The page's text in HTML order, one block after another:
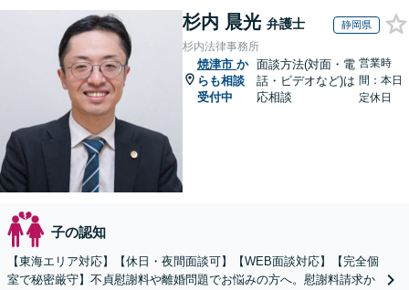
杉内 晨光 弁護士 静岡県
杉内法律事務所
焼津市 か
らも相談
受付中
面談方法(対面・電
話・ビデオなど)は
応相談
営業時
間：本日
定休日
子の認知
【東海エリア対応】【休日・夜間面談可】【WEB面談対応】【完全個
室で秘密厳守】不貞慰謝料や離婚問題でお悩みの方へ。慰謝料請求か